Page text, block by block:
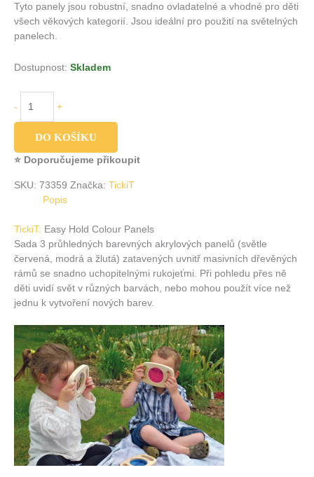
Tyto panely jsou robustní, snadno ovladatelné a vhodné pro děti
všech věkových kategorií. Jsou ideální pro použití na světelných
panelech.
Dostupnost: Skladem
- +
DO KOŠÍKU
⭐ Doporučujeme přikoupit
SKU: 73359 Značka: TickiT
Popis
TickiT: Easy Hold Colour Panels
Sada 3 průhledných barevných akrylových panelů (světle
červená, modrá a žlutá) zatavených uvnitř masivních dřevěných
rámů se snadno uchopitelnými rukojeťmi. Při pohledu přes ně
děti uvidí svět v různých barvách, nebo mohou použít více než
jednu k vytvoření nových barev.